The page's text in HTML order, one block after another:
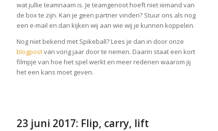
wat jullie teamnaam is. Je teamgenoot hoeft niet iemand van
de box te zijn. Kan je geen partner vinden? Stuur ons als nog
een e-mail en dan kijken wij aan wie wij je kunnen koppelen.
Nog niet bekend met Spikeball? Lees je dan in door onze
blogpostvan vorig jaar door te nemen. Daarin staat een kort
filmpje van hoe het spel werkt en meer redenen waarom jij
het een kans moet geven.
23 juni 2017: Flip, carry, lift